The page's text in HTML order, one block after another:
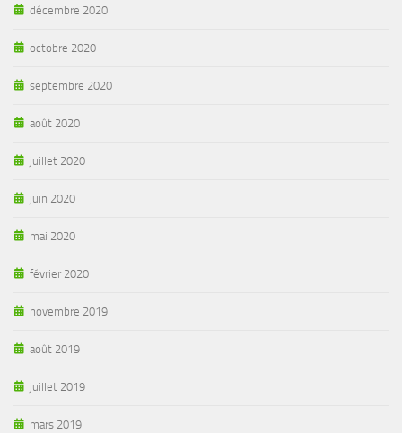
décembre 2020
octobre 2020
septembre 2020
août 2020
juillet 2020
juin 2020
mai 2020
février 2020
novembre 2019
août 2019
juillet 2019
mars 2019